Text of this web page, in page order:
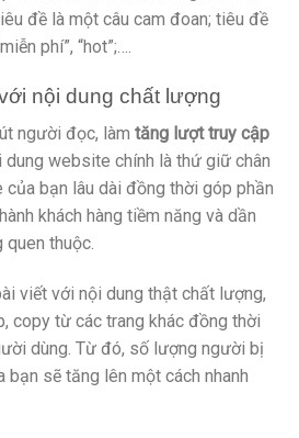
đề là một câu cam đoan; tiêu đề
phí”, “hot”;….
nội dung chất lượng
người đọc, làm tăng lượt truy cập
dung website chính là thứ giữ chân
bạn lâu dài đồng thời góp phần
khách hàng tiềm năng và dần
quen thuộc.
viết với nội dung thật chất lượng,
copy từ các trang khác đồng thời
dùng. Từ đó, số lượng người bị
sẽ tăng lên một cách nhanh